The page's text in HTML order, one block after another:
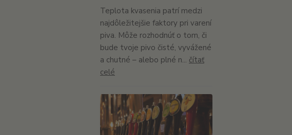
Teplota kvasenia patrí medzi
najdôležitejšie faktory pri varení
piva. Môže rozhodnúť o tom, či
bude tvoje pivo čisté, vyvážené
a chutné – alebo plné n... čítať
celé